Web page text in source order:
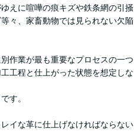
えに喧嘩の痕キズや鉄条網の引掻
々、家畜動物では見られない欠陥
作業が最も重要なプロセスの一つ
工程と仕上がった状態を想定しな
す。
イな革に仕上げなければならない